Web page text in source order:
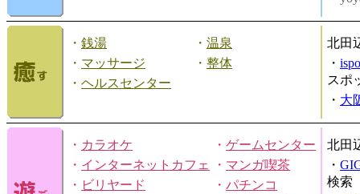
・ 銭湯 ・ 温泉
・ マッサージ ・ 整体
・ ヘルスセンター
北田
・
スポ
・ 大
・ カラオケ ・ ゲームセンター
・ インターネットカフェ ・ マンガ喫茶
・ ビリヤード ・ パチンコ
北田
・
検索